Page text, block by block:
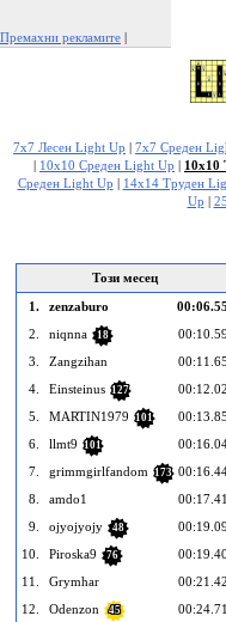
Премахни рекламите |
7x7 Лесен Light Up 7x7 Среден
10x10 Среден Light Up 10x10
Среден Light Up
14x14 Труден
Up
Този месец
1.
zenzaburo
00:06.55
2.
niqnna 18
00:10.59
3.
Zangzihan
00:11.65
4.
Einsteinus 127
00:12.02
5.
MARTIN1979 101
00:13.85
6.
llmt9 101
7.
grimmgirlfandom 173
8.
amdo1
00:17.41
9.
ojyojyojy 48
00:19.09
10.
Piroska9 76
00:19.40
11.
Grymhar
00:21.42
12.
Odenzon 45
00:24.71